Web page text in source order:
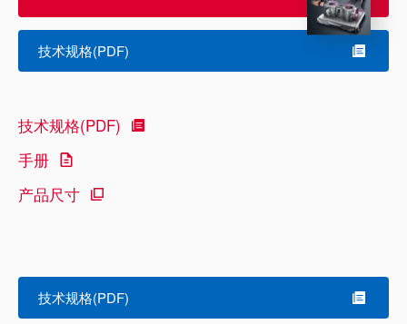
技术规格(PDF)
技术规格(PDF)
手册
产品尺寸
技术规格(PDF)